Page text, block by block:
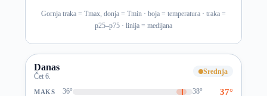
Gornja traka = Tmax, donja = Tmin · boja = temperatura · traka =
p25–p75 · linija = medijana
Danas
Čet 6.
Srednja
MAKS 36° 38° 37°